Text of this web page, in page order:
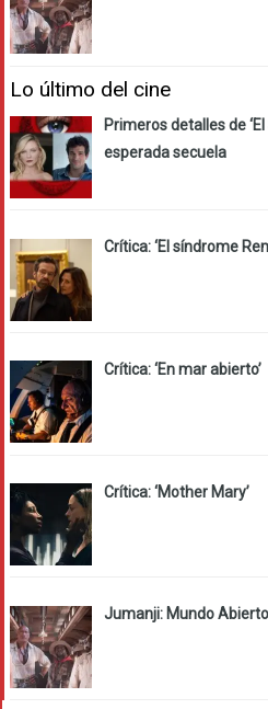
Lo último del cine
Primeros detalles de
esperada secuela
Crítica: ‘El síndrome
Crítica: ‘En mar abierto’
Crítica: ‘Mother Mary’
Jumanji: Mundo